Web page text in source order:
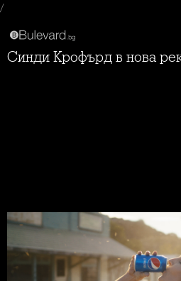
/
Синди Крофърд в нова